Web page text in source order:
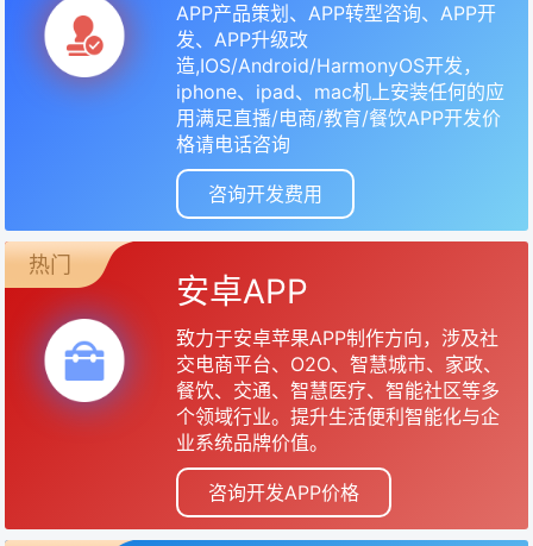
APP产品策划、APP转型咨询、APP开
发、APP升级改
造,IOS/Android/HarmonyOS开发，
iphone、ipad、mac机上安装任何的应
用满足直播/电商/教育/餐饮APP开发价
格请电话咨询
咨询开发费用
热门
安卓APP
致力于安卓苹果APP制作方向，涉及社
交电商平台、O2O、智慧城市、家政、
餐饮、交通、智慧医疗、智能社区等多
个领域行业。提升生活便利智能化与企
业系统品牌价值。
咨询开发APP价格